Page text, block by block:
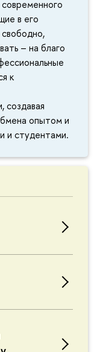
в его
– на благо
к
создавая
опытом и
и студентами.